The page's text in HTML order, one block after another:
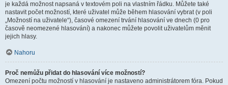
je každá možnost napsaná v textovém poli na vlastním řádku. Můžete také
nastavit počet možností, které uživatel může během hlasování vybrat (v poli
„Možností na uživatele“), časové omezení trvání hlasování ve dnech (0 pro
časově neomezené hlasování) a nakonec můžete povolit uživatelům měnit
jejich hlasy.
Nahoru
Proč nemůžu přidat do hlasování více možností?
Omezení počtu možností v hlasování je nastaveno administrátorem fóra. Pokud